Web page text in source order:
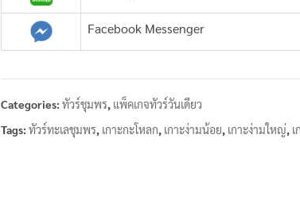
Facebook Messenger
Categories:ทัวร์ชุมพร, แพ็คเกจทัวร์วันเดียว
Tags:ทัวร์ทะเลชุมพร, เกาะกะโหลก, เกาะง่ามน้อย, เกาะง่ามใหญ่,